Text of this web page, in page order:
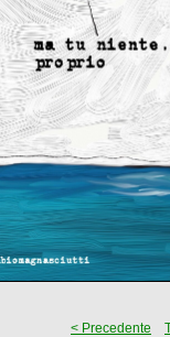
< Precedente